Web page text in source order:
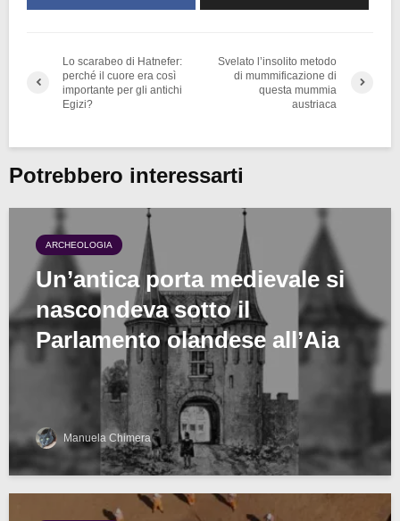
Lo scarabeo di Hatnefer:
perché il cuore era così
importante per gli antichi
Egizi?
Svelato l’insolito metodo
di mummificazione di
questa mummia
austriaca
Potrebbero interessarti
ARCHEOLOGIA
Un’antica porta medievale si
nascondeva sotto il
Parlamento olandese all’Aia
Manuela Chimera